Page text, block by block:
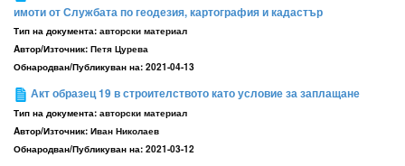
имоти от Службата по геодезия, картография и кадастър
Тип на документа: авторски материал
Aвтор/Източник: Петя Цурева
Обнародван/Публикуван на: 2021-04-13
Акт образец 19 в строителството като условие за заплащане
Тип на документа: авторски материал
Aвтор/Източник: Иван Николаев
Обнародван/Публикуван на: 2021-03-12